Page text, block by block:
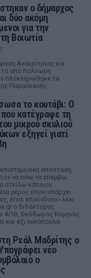
ο δήμαρχος
δύο ακόμη
για την
Βοιωτία
Ανακρίτριας και
από πολύωρη
ολοκληρώθηκε τα
Παρασκευής
το κουτάβι: Ο
κατέγραφε τη
μικρού σκυλιού
εξηγεί γιατί
απόσταση,
να πάω να επέμβω,
στείλω κάποιον
μέρος όπου υπάρχει
είναι επικίνδυνο» λέει
ο διδάκτορας
ΑΠΘ, Θεόδωρος Κομηνός
και έξι λυκόπουλα
Ρεάλ Μαδρίτης ο
νέο
ο